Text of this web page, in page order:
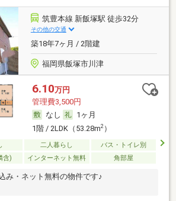
筑豊本線 新飯塚駅 徒歩32分
その他の交通
築18年7ヶ月 / 2階建
福岡県飯塚市川津
6.10万円
管理費3,500円
なし
1ヶ月
1階 / 2LDK（53.28m2）
二人暮らし
バス・トイレ別
含)
インターネット無料 角部屋
み・ネット無料の物件です♪